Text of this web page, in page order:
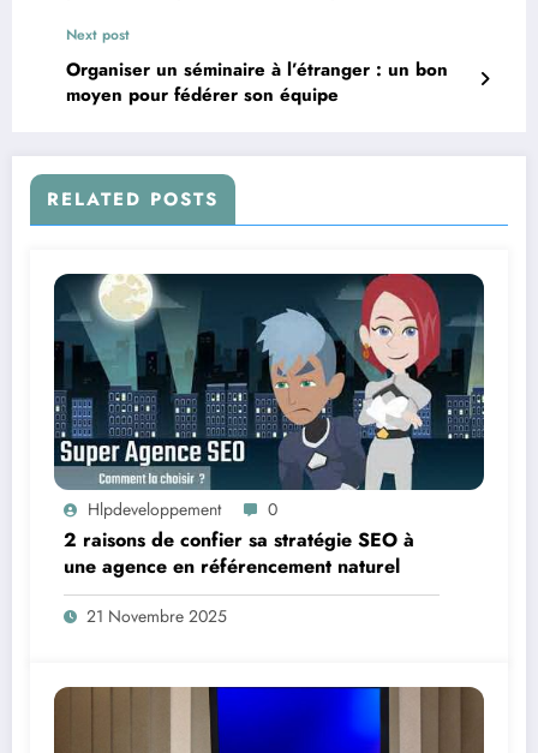
Next post
Organiser un séminaire à l’étranger : un bon
moyen pour fédérer son équipe
RELATED POSTS
Hlpdeveloppement 0
2 raisons de confier sa stratégie SEO à
une agence en référencement naturel
21 Novembre 2025